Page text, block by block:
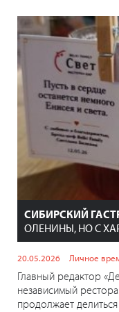
СИБИРСКИЙ
ОЛЕНИНЫ, НО С
20.05.2026 Личное
Главный редактор
независимый
продолжает